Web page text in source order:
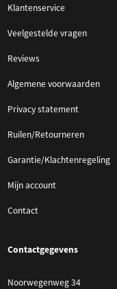
Klantenservice
Veelgestelde vragen
Reviews
Algemene voorwaarden
Privacy statement
Ruilen/Retourneren
Garantie/Klachtenregeling
Mijn account
Contact
Contactgegevens
Noorwegenweg 34